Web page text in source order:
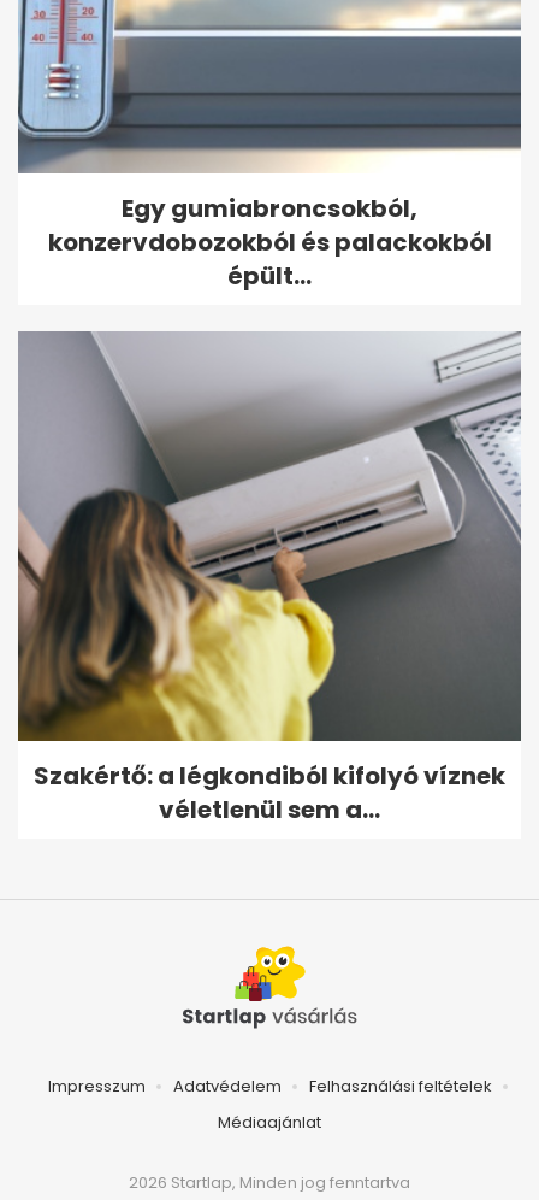
Egy gumiabroncsokból,
konzervdobozokból és palackokból
épült...
Szakértő: a légkondiból kifolyó víznek
véletlenül sem a...
Impresszum Adatvédelem
Felhasználási feltételek
Médiaajánlat
2026 Startlap, Minden jog fenntartva